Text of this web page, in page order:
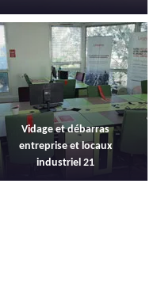
Vidage et débarras
entreprise et locaux
industriel 21